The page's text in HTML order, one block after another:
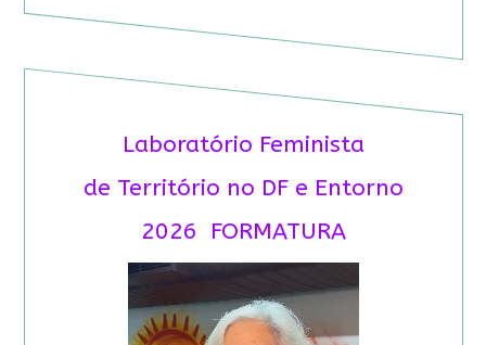
Laboratório Feminista
de Território no DF e Entorno
2026 FORMATURA